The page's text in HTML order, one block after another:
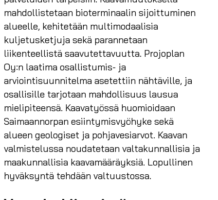
mahdollistetaan bioterminaalin sijoittuminen
alueelle, kehitetään multimodaalisia
kuljetusketjuja sekä parannetaan
liikenteellistä saavutettavuutta. Projoplan
Oy:n laatima osallistumis- ja
arviointisuunnitelma asetettiin nähtäville, ja
osallisille tarjotaan mahdollisuus lausua
mielipiteensä. Kaavatyössä huomioidaan
Saimaannorpan esiintymisvyöhyke sekä
alueen geologiset ja pohjavesiarvot. Kaavan
valmistelussa noudatetaan valtakunnallisia ja
maakunnallisia kaavamääräyksiä. Lopullinen
hyväksyntä tehdään valtuustossa.